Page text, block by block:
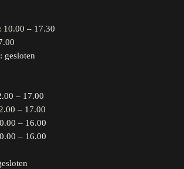
10.00 – 17.30
gesloten
– 17.00
– 17.00
– 16.00
– 16.00